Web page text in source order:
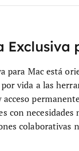
Exclusiva
para Mac está
vida a las
con
colaborativas